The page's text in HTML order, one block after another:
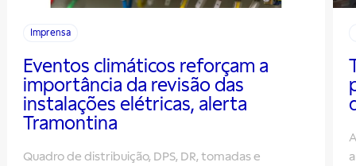
Imprensa
Eventos climáticos reforçam a
importância da revisão das
instalações elétricas, alerta
Tramontina
Quadro de distribuição, DPS, DR, tomadas e